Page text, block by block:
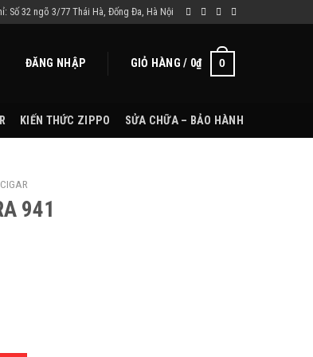
Số 32 ngõ 3/77 Thái Hà, Đống Đa, Hà Nội
ĐĂNG NHẬP GIỎ HÀNG / 0₫ 0
KIẾN THỨC ZIPPO SỬA CHỮA – BẢO HÀNH
941